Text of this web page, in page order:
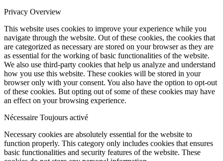
Privacy Overview
This website uses cookies to improve your experience while you
navigate through the website. Out of these cookies, the cookies that
are categorized as necessary are stored on your browser as they are
as essential for the working of basic functionalities of the website.
We also use third-party cookies that help us analyze and understand
how you use this website. These cookies will be stored in your
browser only with your consent. You also have the option to opt-out
of these cookies. But opting out of some of these cookies may have
an effect on your browsing experience.
Nécessaire Toujours activé
Necessary cookies are absolutely essential for the website to
function properly. This category only includes cookies that ensures
basic functionalities and security features of the website. These